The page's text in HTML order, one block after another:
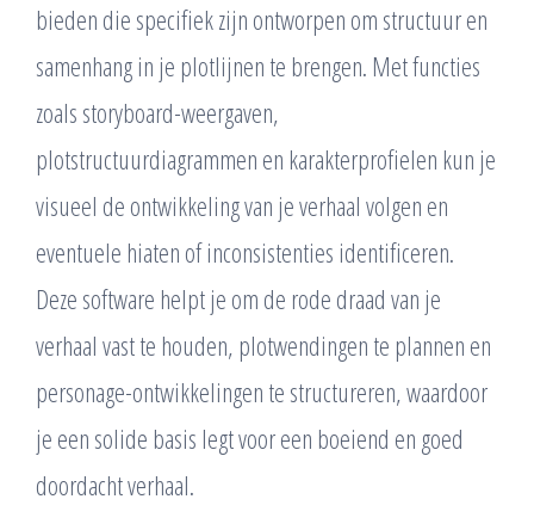
bieden die specifiek zijn ontworpen om structuur en
samenhang in je plotlijnen te brengen. Met functies
zoals storyboard-weergaven,
plotstructuurdiagrammen en karakterprofielen kun je
visueel de ontwikkeling van je verhaal volgen en
eventuele hiaten of inconsistenties identificeren.
Deze software helpt je om de rode draad van je
verhaal vast te houden, plotwendingen te plannen en
personage-ontwikkelingen te structureren, waardoor
je een solide basis legt voor een boeiend en goed
doordacht verhaal.